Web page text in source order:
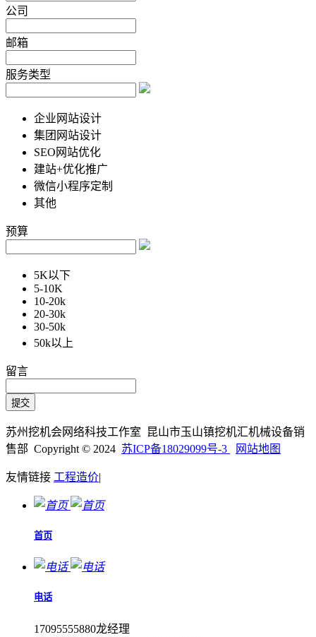
公司
邮箱
服务类型
企业网站设计
集团网站设计
SEO网站优化
建站+优化推广
微信小程序定制
其他
预算
5K以下
5-10K
10-20k
20-30k
30-50k
50k以上
留言
苏州挖机会网络科技工作室 昆山市玉山镇挖机汇机械设备销
售部 Copyright © 2024 苏ICP备18029099号-3 网站地图
友情链接 工程造价|
首页
电话
17095555880龙经理